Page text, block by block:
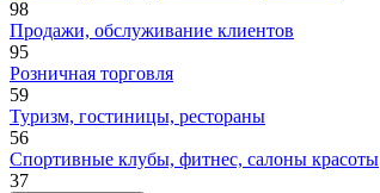
98
Продажи, обслуживание клиентов
95
Розничная торговля
59
Туризм, гостиницы, рестораны
56
Спортивные клубы, фитнес, салоны красоты
37